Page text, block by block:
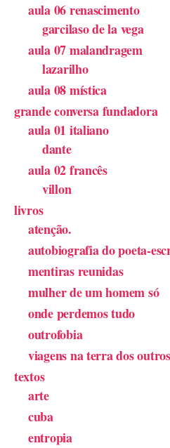
aula 06 renascimento
garcilaso de la vega
aula 07 malandragem
lazarilho
aula 08 mística
grande conversa fundadora
aula 01 italiano
dante
aula 02 francês
villon
livros
atenção.
autobiografia do poeta-
mentiras reunidas
mulher de um homem só
onde perdemos tudo
outrofobia
viagens na terra dos outros
textos
arte
cuba
entropia